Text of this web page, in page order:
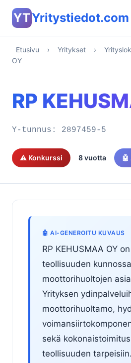
YTYritystiedot.com
Etusivu › Yritykset ›
OY
RP
Y-tunnus: 2897459-5
⚠️ Konkurssi 8 vuotta
🤖 AI-GENEROITU KUVAUS
RP KEHUSMAA OY
teollisuuden
moottorihuoltojen
Yrityksen
moottorihuoltamo,
sekä
teollisuuden